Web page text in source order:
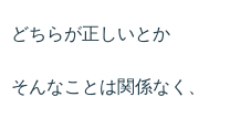
どちらが正しいとか
そんなことは関係なく、